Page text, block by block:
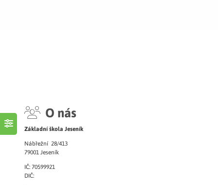
O nás
Základní škola Jeseník
Nábřežní 28/413
79001 Jeseník
IČ: 70599921
DIČ: